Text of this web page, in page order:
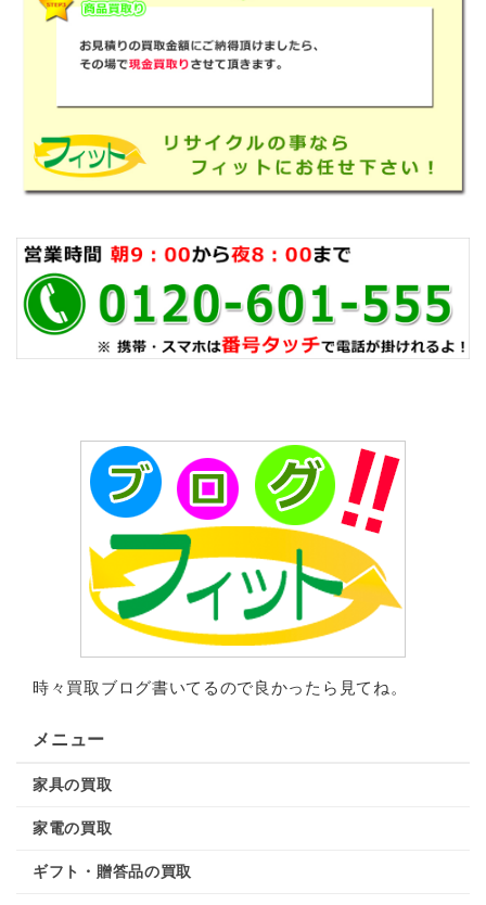
時々買取ブログ書いてるので良かったら見てね。
メニュー
家具の買取
家電の買取
ギフト・贈答品の買取